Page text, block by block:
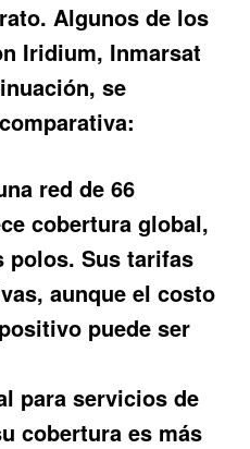
. Algunos de los
Iridium, Inmarsat
se
red de 66
cobertura global,
polos. Sus tarifas
aunque el costo
puede ser
para servicios de
cobertura es más